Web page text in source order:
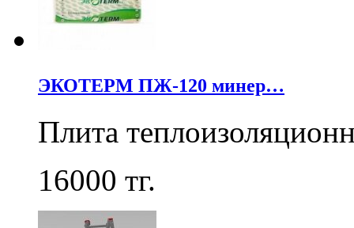
ЭКОТЕРМ ПЖ-120 минер…
Плита
16000 тг.